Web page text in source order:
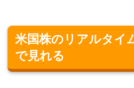
米国株のリアルタイ
で見れる